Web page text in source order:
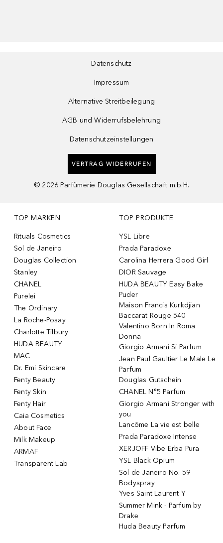
Datenschutz
Impressum
Alternative Streitbeilegung
AGB und Widerrufsbelehrung
Datenschutzeinstellungen
VERTRAG WIDERRUFEN
© 2026 Parfümerie Douglas Gesellschaft m.b.H.
TOP MARKEN
Rituals Cosmetics
Sol de Janeiro
Douglas Collection
Stanley
CHANEL
Purelei
The Ordinary
La Roche-Posay
Charlotte Tilbury
HUDA BEAUTY
MAC
Dr. Emi Skincare
Fenty Beauty
Fenty Skin
Fenty Hair
Caia Cosmetics
About Face
Milk Makeup
ARMAF
Transparent Lab
TOP PRODUKTE
YSL Libre
Prada Paradoxe
Carolina Herrera Good Girl
DIOR Sauvage
HUDA BEAUTY Easy Bake
Puder
Maison Francis Kurkdjian
Baccarat Rouge 540
Valentino Born In Roma
Donna
Giorgio Armani Si Parfum
Jean Paul Gaultier Le Male Le
Parfum
Douglas Gutschein
CHANEL N°5 Parfum
Giorgio Armani Stronger with
you
Lancôme La vie est belle
Prada Paradoxe Intense
XERJOFF Vibe Erba Pura
YSL Black Opium
Sol de Janeiro No. 59
Bodyspray
Yves Saint Laurent Y
Summer Mink - Parfum by
Drake
Huda Beauty Parfum